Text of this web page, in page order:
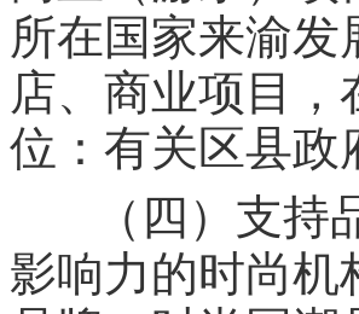
所在国家来渝
店、商业项目
位：有关区县政
（四）支
影响力的时尚机